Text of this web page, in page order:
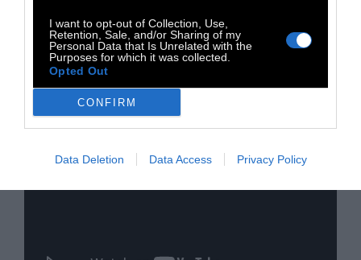
I want to opt-out of Collection, Use,
Retention, Sale, and/or Sharing of my
Personal Data that Is Unrelated with the
Purposes for which it was collected.
Opted Out
CONFIRM
Data Deletion Data Access Privacy Policy